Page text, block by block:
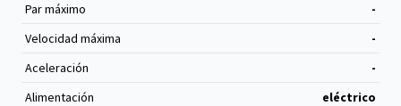
Par máximo
-
Velocidad máxima
-
Aceleración
-
Alimentación
eléctrico